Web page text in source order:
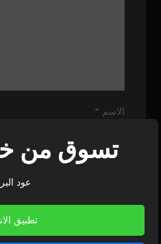
الاسم *
تسوق من
عود
تطبيق